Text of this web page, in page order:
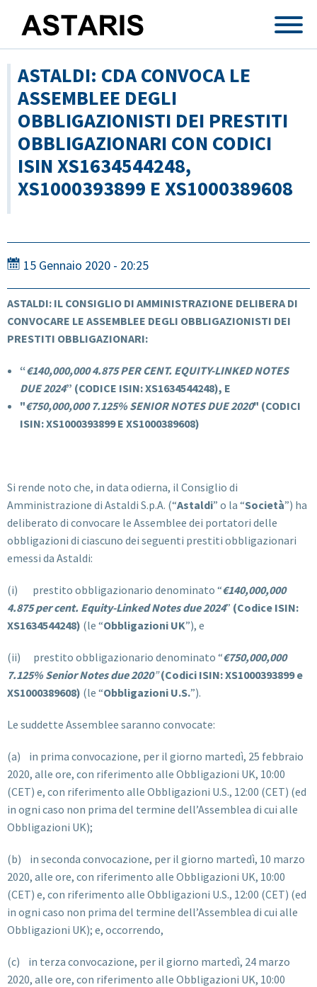
ASTALDI: CDA CONVOCA LE
ASSEMBLEE DEGLI
OBBLIGAZIONISTI DEI PRESTITI
OBBLIGAZIONARI CON CODICI
ISIN XS1634544248,
XS1000393899 E XS1000389608
15 Gennaio 2020 - 20:25
ASTALDI: IL CONSIGLIO DI AMMINISTRAZIONE DELIBERA DI
CONVOCARE LE ASSEMBLEE DEGLI OBBLIGAZIONISTI DEI
PRESTITI OBBLIGAZIONARI:
“€140,000,000 4.875 PER CENT. EQUITY-LINKED NOTES
DUE 2024” (CODICE ISIN: XS1634544248), E
"€750,000,000 7.125% SENIOR NOTES DUE 2020" (CODICI
ISIN: XS1000393899 E XS1000389608)
Si rende noto che, in data odierna, il Consiglio di
Amministrazione di Astaldi S.p.A. (“Astaldi” o la “Società”) ha
deliberato di convocare le Assemblee dei portatori delle
obbligazioni di ciascuno dei seguenti prestiti obbligazionari
emessi da Astaldi:
(i) prestito obbligazionario denominato “€140,000,000
4.875 per cent. Equity-Linked Notes due 2024” (Codice ISIN:
XS1634544248) (le “Obbligazioni UK”), e
(ii) prestito obbligazionario denominato “€750,000,000
7.125% Senior Notes due 2020”(Codici ISIN: XS1000393899 e
XS1000389608) (le “Obbligazioni U.S.”).
Le suddette Assemblee saranno convocate:
(a) in prima convocazione, per il giorno martedì, 25 febbraio
2020, alle ore, con riferimento alle Obbligazioni UK, 10:00
(CET) e, con riferimento alle Obbligazioni U.S., 12:00 (CET) (ed
in ogni caso non prima del termine dell’Assemblea di cui alle
Obbligazioni UK);
(b) in seconda convocazione, per il giorno martedì, 10 marzo
2020, alle ore, con riferimento alle Obbligazioni UK, 10:00
(CET) e, con riferimento alle Obbligazioni U.S., 12:00 (CET) (ed
in ogni caso non prima del termine dell’Assemblea di cui alle
Obbligazioni UK); e, occorrendo,
(c) in terza convocazione, per il giorno martedì, 24 marzo
2020, alle ore, con riferimento alle Obbligazioni UK, 10:00